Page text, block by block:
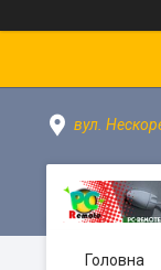
вул.
Головна